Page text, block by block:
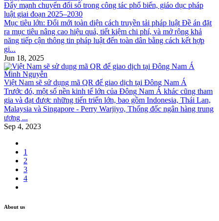
Đẩy mạnh chuyển đổi số trong công tác phổ biến, giáo dục pháp
luật giai đoạn 2025–2030
Mục tiêu lớn: Đổi mới toàn diện cách truyền tải pháp luật Đề án đặt
ra mục tiêu nâng cao hiệu quả, tiết kiệm chi phí, và mở rộng khả
năng tiếp cận thông tin pháp luật đến toàn dân bằng cách kết hợp
gi...
Jun 18, 2025
Minh Nguyễn
Việt Nam sẽ sử dụng mã QR để giao dịch tại Đông Nam Á
Trước đó, một số nền kinh tế lớn của Đông Nam Á khác cũng tham
gia và đạt được những tiến triển lớn, bao gồm Indonesia, Thái Lan,
Malaysia và Singapore - Perry Warjiyo, Thống đốc ngân hàng trung
ương ...
Sep 4, 2023
1
2
3
4
About us